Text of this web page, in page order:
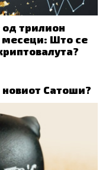
од трилион
месеци: Што се
Сатоши?